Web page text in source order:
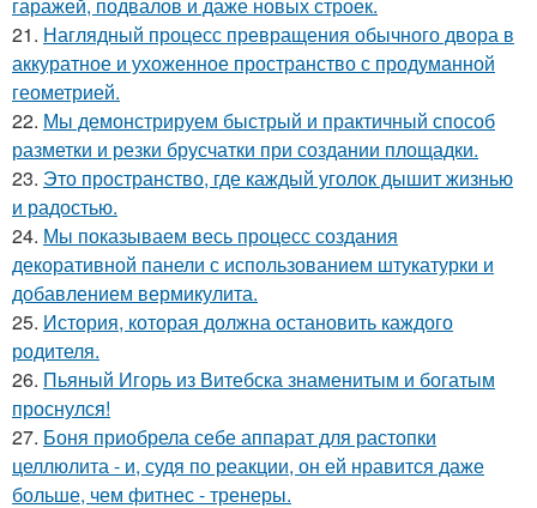
21. Наглядный процесс превращения обычного двора в
аккуратное и ухоженное пространство с продуманной
геометрией.
22. Мы демонстрируем быстрый и практичный способ
разметки и резки брусчатки при создании площадки.
23. Это пространство, где каждый уголок дышит жизнью
и радостью.
24. Мы показываем весь процесс создания
декоративной панели с использованием штукатурки и
добавлением вермикулита.
25. История, которая должна остановить каждого
родителя.
26. Пьяный Игорь из Витебска знаменитым и богатым
проснулся!
27. Боня приобрела себе аппарат для растопки
целлюлита - и, судя по реакции, он ей нравится даже
больше, чем фитнес - тренеры.